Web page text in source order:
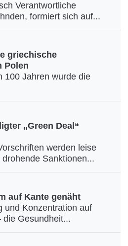
Verantwortliche
formiert sich auf...
griechische
Polen
100 Jahren wurde die
„Green Deal“
werden leise
Sanktionen...
auf Kante genäht
und Konzentration auf
die Gesundheit...